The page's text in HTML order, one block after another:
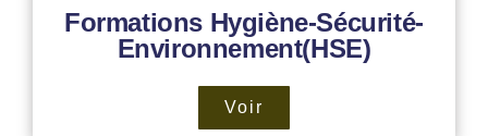
Formations Hygiène-Sécurité-
Environnement(HSE)
Voir